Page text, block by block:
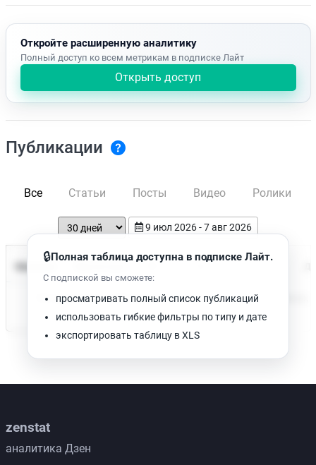
Откройте расширенную аналитику
Полный доступ ко всем метрикам в подписке Лайт
Открыть доступ
Публикации
Все Статьи Посты Видео Ролики
9 июл 2026 - 7 авг 2026
Время чтения
Нет доступных публикаций. Попробуйте изменить фильтр.
🔒Полная таблица доступна в подписке Лайт.
С подпиской вы сможете:
просматривать полный список публикаций
использовать гибкие фильтры по типу и дате
экспортировать таблицу в XLS
zenstat
аналитика Дзен